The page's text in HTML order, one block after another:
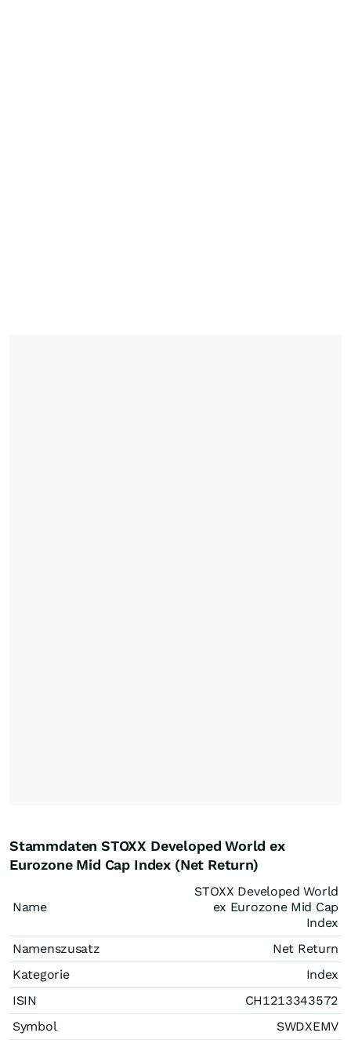
Stammdaten STOXX Developed World ex
Eurozone Mid Cap Index (Net Return)
Name
STOXX Developed World
ex Eurozone Mid Cap
Index
Namenszusatz
Net Return
Kategorie
Index
ISIN
CH1213343572
Symbol
SWDXEMV